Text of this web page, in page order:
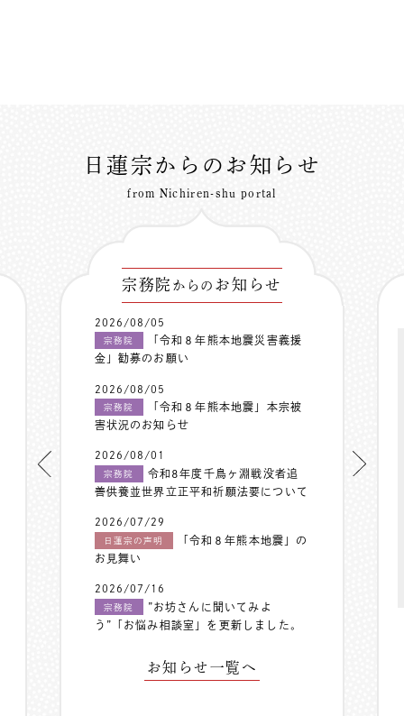
日蓮宗からのお知らせ
from Nichiren-shu portal
宗務院 からの お知らせ
2026/08/05
宗務院
「令和８年熊本地震災害義援
金」勧募のお願い
2026/08/05
宗務院
「令和８年熊本地震」本宗被
害状況のお知らせ
2026/08/01
宗務院
令和8年度千鳥ヶ淵戦没者追
善供養並世界立正平和祈願法要について
2026/07/29
日蓮宗の声明
「令和８年熊本地震」の
お見舞い
2026/07/16
宗務院
”お坊さんに聞いてみよ
う”「お悩み相談室」を更新しました。
お知らせ一覧へ